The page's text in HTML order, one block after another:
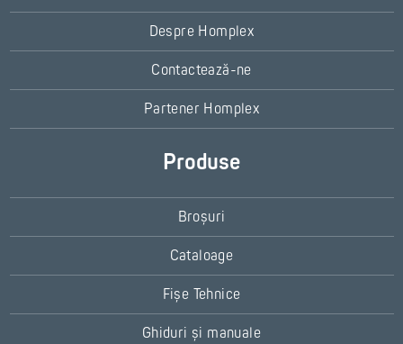
Despre Homplex
Contactează-ne
Partener Homplex
Produse
Broșuri
Cataloage
Fișe Tehnice
Ghiduri și manuale